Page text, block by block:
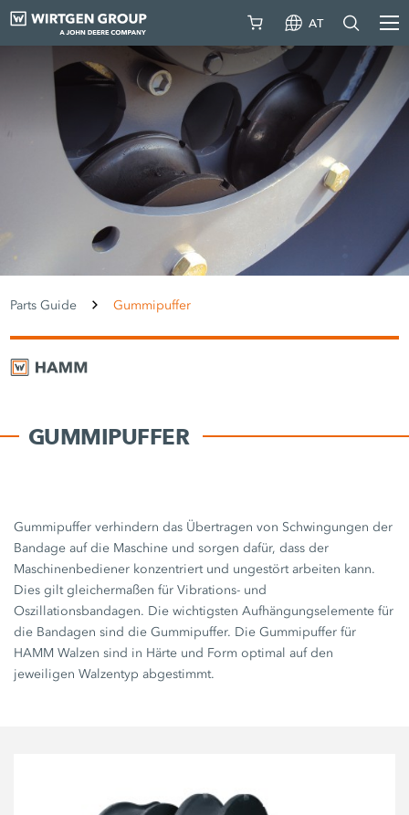
AT
Parts Guide Gummipuffer
GUMMIPUFFER
Gummipuffer verhindern das Übertragen von Schwingungen der
Bandage auf die Maschine und sorgen dafür, dass der
Maschinenbediener konzentriert und ungestört arbeiten kann.
Dies gilt gleichermaßen für Vibrations- und
Oszillationsbandagen. Die wichtigsten Aufhängungselemente für
die Bandagen sind die Gummipuffer. Die Gummipuffer für
HAMM Walzen sind in Härte und Form optimal auf den
jeweiligen Walzentyp abgestimmt.